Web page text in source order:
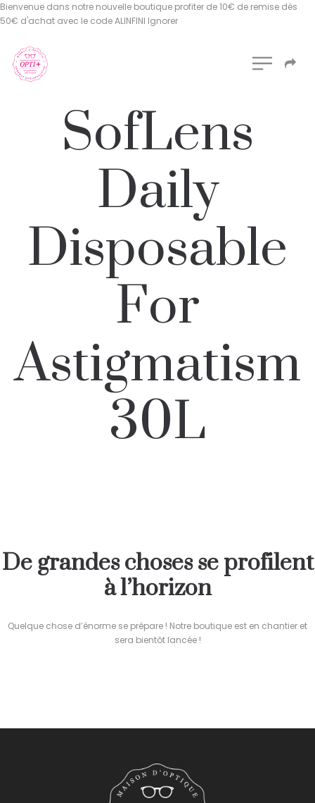
Bienvenue dans notre nouvelle boutique profiter de 10€ de remise dès
50€ d'achat avec le code ALINFINI Ignorer
SofLens
Daily
Disposable
For
Astigmatism
30L
De grandes choses se profilent
à l’horizon
Quelque chose d’énorme se prépare ! Notre boutique est en chantier et
sera bientôt lancée !